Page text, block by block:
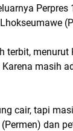
Perpres
terbit, menurut
masih
cair, tapi
dan